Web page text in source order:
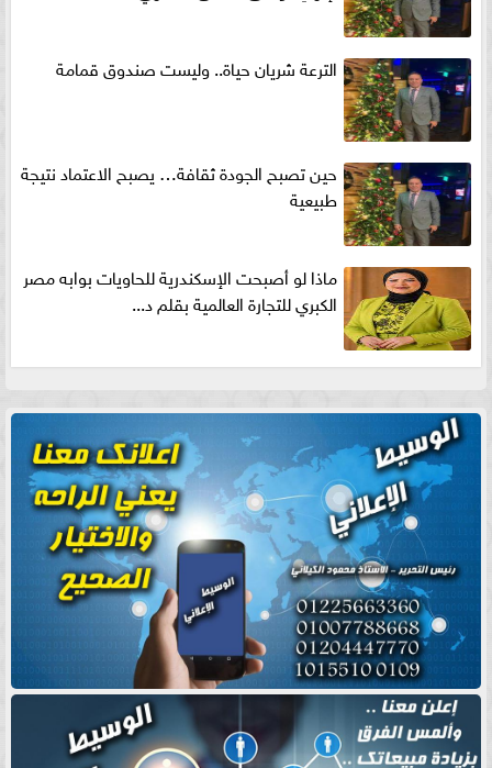
الترعة شريان حياة.. وليست صندوق قمامة
حين تصبح الجودة ثقافة… يصبح الاعتماد نتيجة
طبيعية
ماذا لو أصبحت الإسكندرية للحاويات بوابه مصر
الكبري للتجارة العالمية بقلم د...